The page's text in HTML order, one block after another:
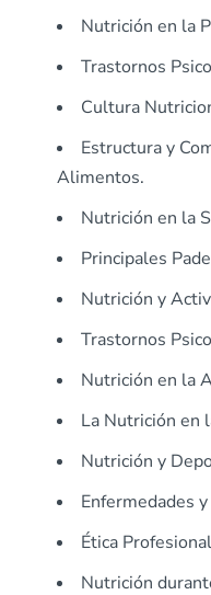
Nutrición en la
Trastornos
Cultura
Estructura y
Alimentos.
Nutrición en la
Principales
Nutrición y
Trastornos
Nutrición en la
La Nutrición en
Nutrición y
Enfermedades
Ética
Nutrición